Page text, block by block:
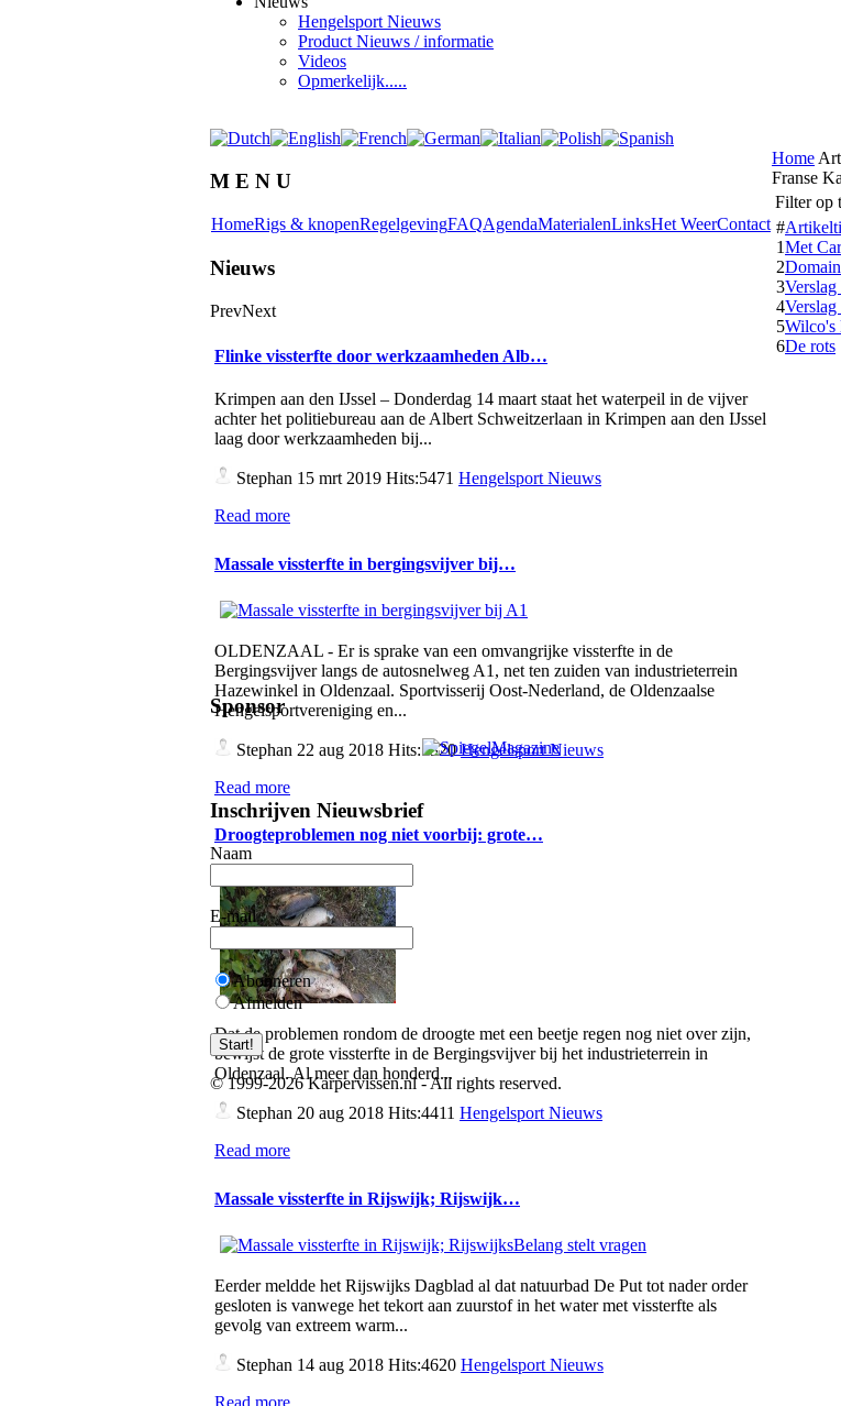
Hengelsport Nieuws
Product Nieuws / informatie
Videos
Opmerkelijk.....
M E N U
HomeRigs & knopenRegelgevingFAQAgendaMaterialenLinksHet WeerContact
Nieuws
PrevNext
Flinke vissterfte door werkzaamheden Alb…
Krimpen aan den IJssel – Donderdag 14 maart staat het waterpeil in de vijver
achter het politiebureau aan de Albert Schweitzerlaan in Krimpen aan den IJssel
laag door werkzaamheden bij...
Stephan 15 mrt 2019 Hits:5471 Hengelsport Nieuws
Read more
Massale vissterfte in bergingsvijver bij…
OLDENZAAL - Er is sprake van een omvangrijke vissterfte in de
Bergingsvijver langs de autosnelweg A1, net ten zuiden van industrieterrein
Hazewinkel in Oldenzaal. Sportvisserij Oost-Nederland, de Oldenzaalse
Hengelsportvereniging en...
Stephan 22 aug 2018 Hits:5320Hengelsport Nieuws
Read more
Droogteproblemen nog niet voorbij: grote…
Dat de problemen rondom de droogte met een beetje regen nog niet over zijn,
bewijst de grote vissterfte in de Bergingsvijver bij het industrieterrein in
Oldenzaal. Al meer dan honderd...
Stephan 20 aug 2018 Hits:4411 Hengelsport Nieuws
Read more
Massale vissterfte in Rijswijk; Rijswijk…
Eerder meldde het Rijswijks Dagblad al dat natuurbad De Put tot nader order
gesloten is vanwege het tekort aan zuurstof in het water met vissterfte als
gevolg van extreem warm...
Stephan 14 aug 2018 Hits:4620 Hengelsport Nieuws
Read more
Sponsor
Inschrijven Nieuwsbrief
Naam
E-mail
Abonneren
Afmelden
Home
Franse
Filter op
#
1Met
2
3
4
5Wilco's
6De rots
© 1999-2026 Karpervissen.nl - All rights reserved.